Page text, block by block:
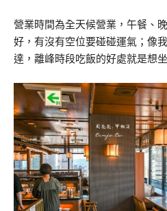
營業時間為全天候營業，午餐、
好，有沒有空位要碰碰運氣；像
達，離峰時段吃飯的好處就是想